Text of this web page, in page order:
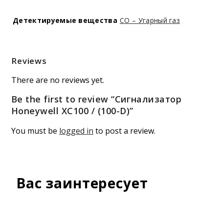
Детектируемые вещества CO – Угарный газ
Reviews
There are no reviews yet.
Be the first to review “Сигнализатор
Honeywell XC100 / (100-D)”
You must be logged in to post a review.
Вас заинтересует